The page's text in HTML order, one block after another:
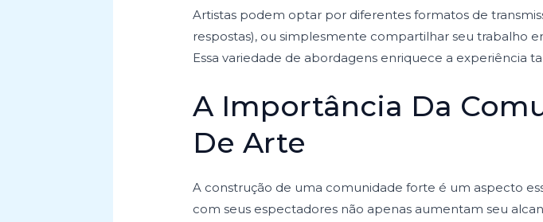
Artistas podem optar por diferentes formatos de
respostas), ou simplesmente compartilhar seu trabalho
Essa variedade de abordagens enriquece a experiência
A Importância Da
De Arte
A construção de uma comunidade forte é um aspecto
com seus espectadores não apenas aumentam seu